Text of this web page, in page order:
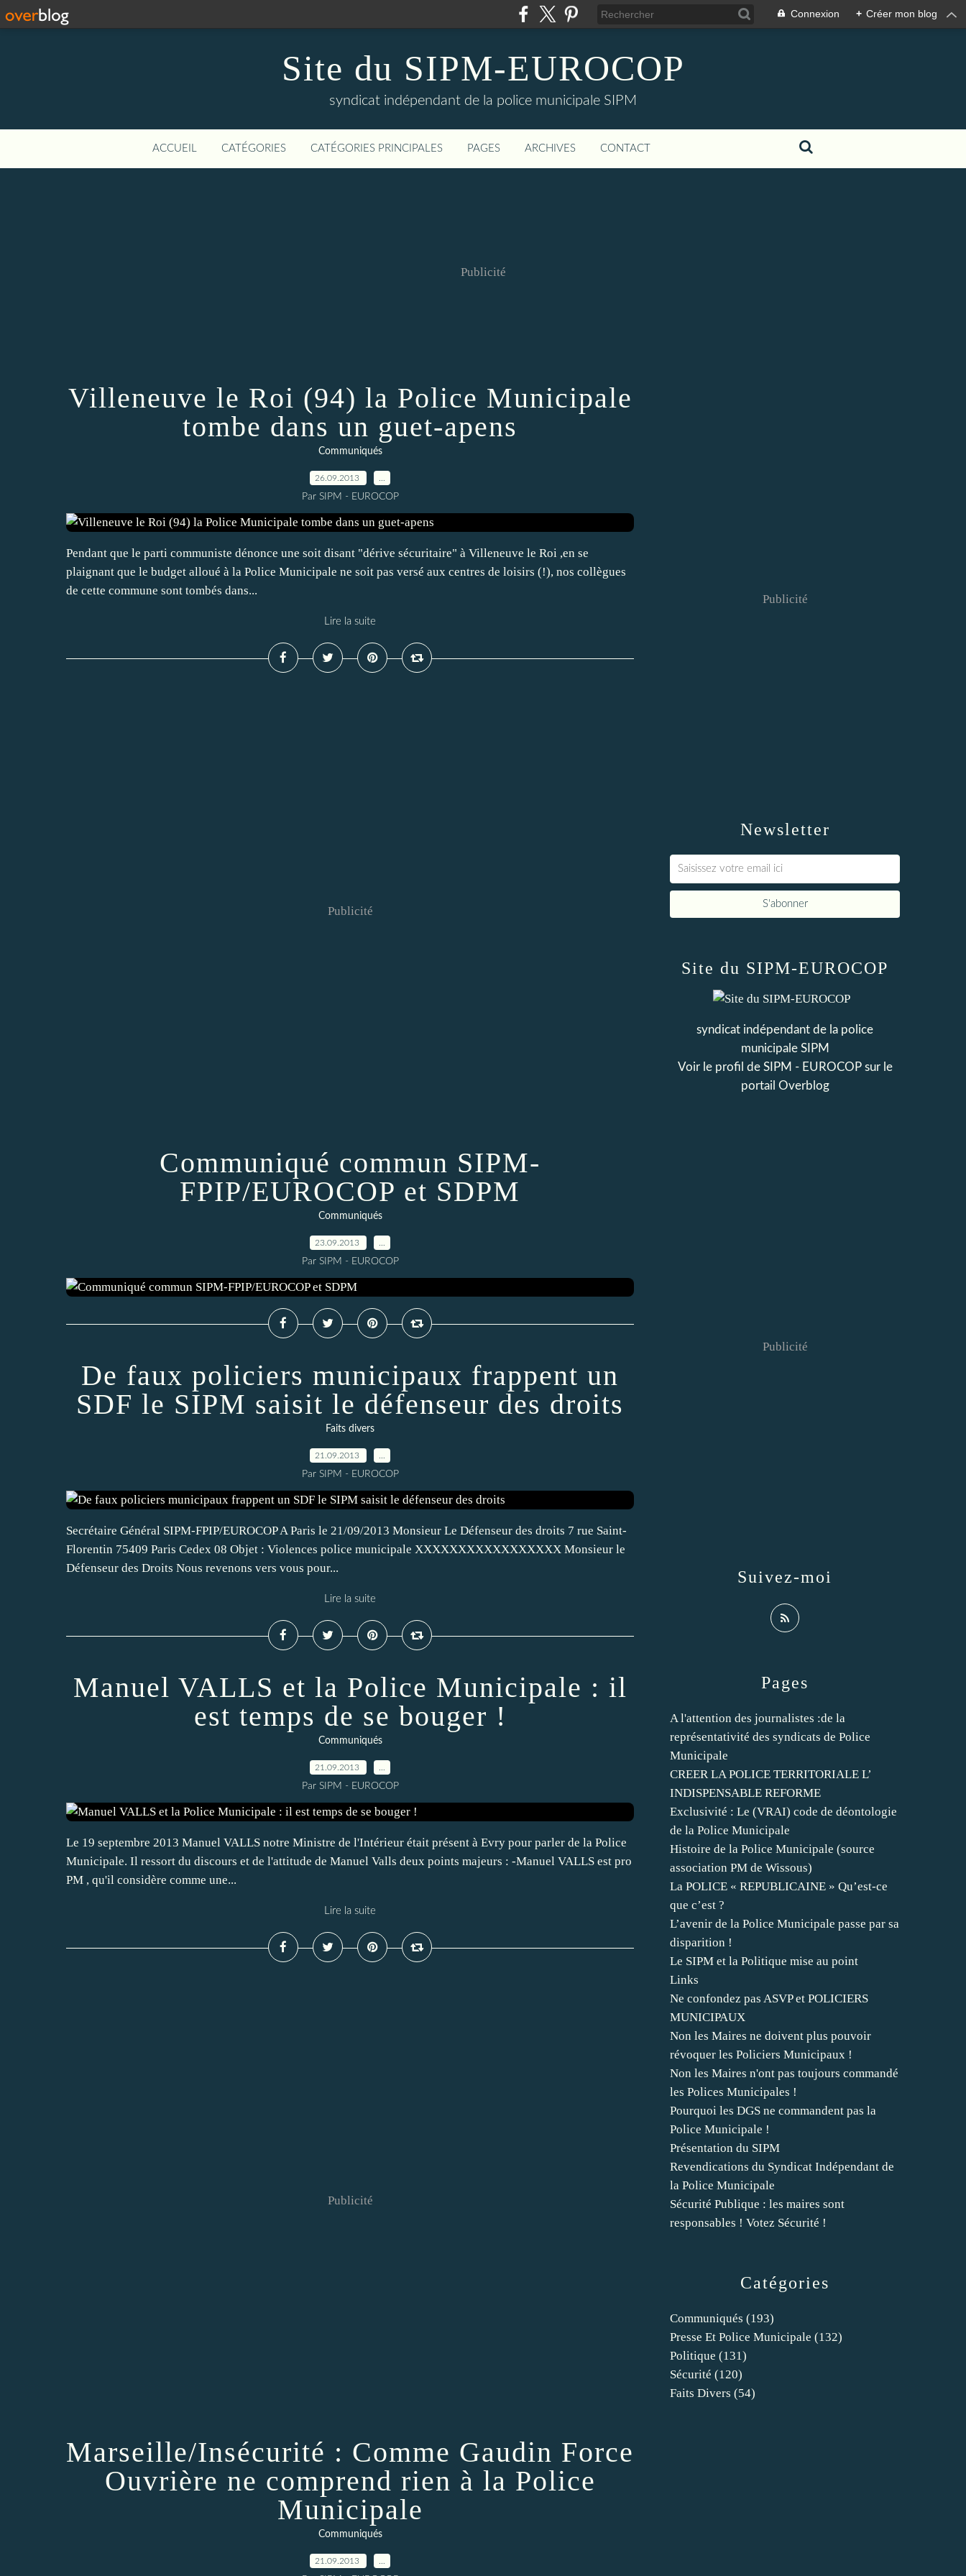
Connexion + Créer mon blog
Site du SIPM-EUROCOP
syndicat indépendant de la police municipale SIPM
ACCUEIL CATÉGORIES CATÉGORIES PRINCIPALES PAGES ARCHIVES CONTACT
Publicité
Villeneuve le Roi (94) la Police Municipale
tombe dans un guet-apens
Communiqués
26.09.2013
Par SIPM - EUROCOP
Pendant que le parti communiste dénonce une soit disant "dérive sécuritaire" à Villeneuve le Roi ,en se
plaignant que le budget alloué à la Police Municipale ne soit pas versé aux centres de loisirs (!), nos collègues
de cette commune sont tombés dans...
Lire la suite
Publicité
Communiqué commun SIPM-
FPIP/EUROCOP et SDPM
Communiqués
23.09.2013
Par SIPM - EUROCOP
De faux policiers municipaux frappent un
SDF le SIPM saisit le défenseur des droits
Faits divers
21.09.2013
Par SIPM - EUROCOP
Secrétaire Général SIPM-FPIP/EUROCOP A Paris le 21/09/2013 Monsieur Le Défenseur des droits 7 rue Saint-
Florentin 75409 Paris Cedex 08 Objet : Violences police municipale XXXXXXXXXXXXXXXXX Monsieur le
Défenseur des Droits Nous revenons vers vous pour...
Lire la suite
Manuel VALLS et la Police Municipale : il
est temps de se bouger !
Communiqués
21.09.2013
Par SIPM - EUROCOP
Le 19 septembre 2013 Manuel VALLS notre Ministre de l'Intérieur était présent à Evry pour parler de la Police
Municipale. Il ressort du discours et de l'attitude de Manuel Valls deux points majeurs : -Manuel VALLS est pro
PM , qu'il considère comme une...
Lire la suite
Publicité
Marseille/Insécurité : Comme Gaudin Force
Ouvrière ne comprend rien à la Police
Municipale
Communiqués
21.09.2013
Newsletter
Publicité
Catégories
Communiqués (193)
Presse Et Police Municipale (132)
Politique (131)
Sécurité (120)
Faits Divers (54)
Pages
A l'attention des journalistes :de la
représentativité des syndicats de Police
Municipale
CREER LA POLICE TERRITORIALE L’
INDISPENSABLE REFORME
Exclusivité : Le (VRAI) code de déontologie
de la Police Municipale
Histoire de la Police Municipale (source
association PM de Wissous)
La POLICE « REPUBLICAINE » Qu’est-ce
que c’est ?
L’avenir de la Police Municipale passe par sa
disparition !
Le SIPM et la Politique mise au point
Links
Ne confondez pas ASVP et POLICIERS
MUNICIPAUX
Non les Maires ne doivent plus pouvoir
révoquer les Policiers Municipaux !
Non les Maires n'ont pas toujours commandé
les Polices Municipales !
Pourquoi les DGS ne commandent pas la
Police Municipale !
Présentation du SIPM
Revendications du Syndicat Indépendant de
la Police Municipale
Sécurité Publique : les maires sont
responsables ! Votez Sécurité !
Site du SIPM-EUROCOP
syndicat indépendant de la police
municipale SIPM
Voir le profil de SIPM - EUROCOPsur le
portail Overblog
Suivez-moi
Publicité